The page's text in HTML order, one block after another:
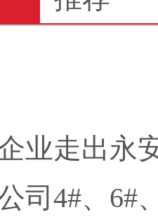
业走出永
司4#、6#